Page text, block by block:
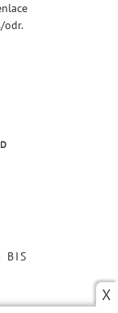
X
odr.
BIS